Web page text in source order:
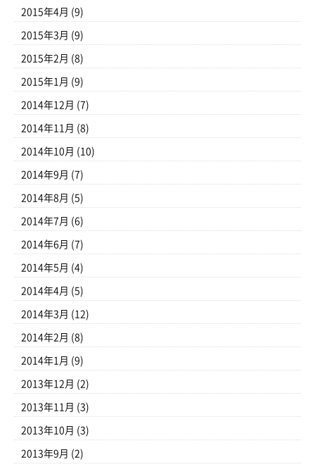
2015年4月 (9)
2015年3月 (9)
2015年2月 (8)
2015年1月 (9)
2014年12月 (7)
2014年11月 (8)
2014年10月 (10)
2014年9月 (7)
2014年8月 (5)
2014年7月 (6)
2014年6月 (7)
2014年5月 (4)
2014年4月 (5)
2014年3月 (12)
2014年2月 (8)
2014年1月 (9)
2013年12月 (2)
2013年11月 (3)
2013年10月 (3)
2013年9月 (2)